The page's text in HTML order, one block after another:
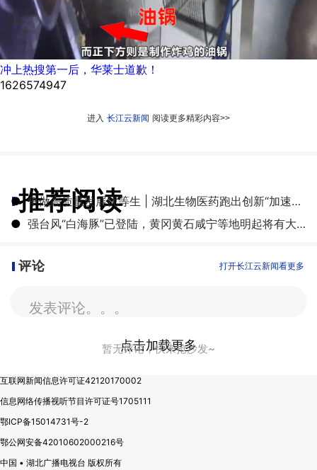
冲上热搜第一后，华莱士道歉！
1626574947
进入 长江云新闻 阅读更多精彩内容>>
推荐阅读
●
争做高质量发展优等生 | 湖北生物医药跑出创新“加速度”
●
强台风“白海豚”已登陆，黄冈黄石咸宁等地明起将有大雨到暴雨
评论 打开长江云新闻看更多
发表评论。。。
暂无评论，快来抢沙发~
点击加载更多
互联网新闻信息许可证42120170002
信息网络传播视听节目许可证号1705111
鄂ICP备15014731号-2
鄂公网安备42010602000216号
中国 • 湖北广播电视台 版权所有